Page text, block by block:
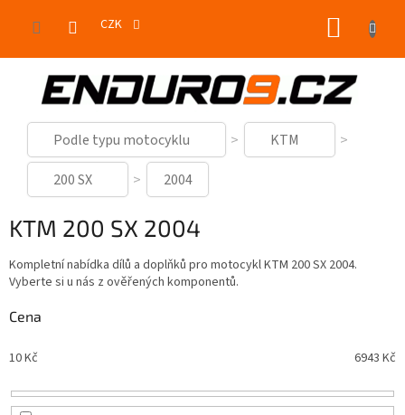
CZK
Podle typu motocyklu
KTM
200 SX
2004
KTM 200 SX 2004
Kompletní nabídka dílů a doplňků pro motocykl KTM 200 SX 2004.
Vyberte si u nás z ověřených komponentů.
Cena
10Kč 6943 Kč